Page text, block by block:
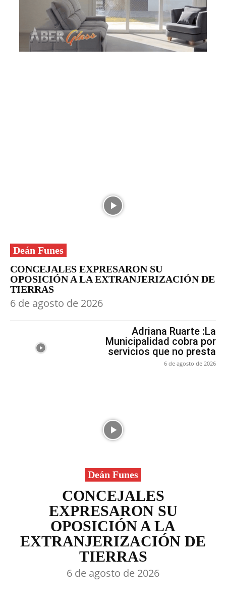
Deán Funes
CONCEJALES EXPRESARON SU
OPOSICIÓN A LA EXTRANJERIZACIÓN DE
TIERRAS
6 de agosto de 2026
Adriana Ruarte :La
Municipalidad cobra por
servicios que no presta
6 de agosto de 2026
Deán Funes
CONCEJALES
EXPRESARON SU
OPOSICIÓN A LA
EXTRANJERIZACIÓN DE
TIERRAS
6 de agosto de 2026